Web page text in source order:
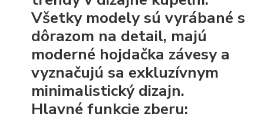
Všetky modely sú vyrábané s
dôrazom na detail, majú
moderné hojdačka závesy a
vyznačujú sa exkluzívnym
minimalistický dizajn.
Hlavné funkcie zberu: